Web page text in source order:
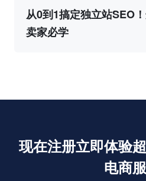
从0到1搞定独立站SEO
卖家必学
现在注册立即体验
电商